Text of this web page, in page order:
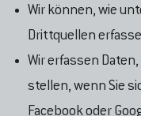
Wir können, wie
Drittquellen
Wir erfassen
stellen, wenn Sie
Facebook oder